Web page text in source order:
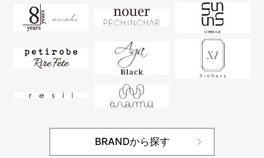
BRANDから探す